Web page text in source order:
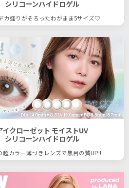
シリコーンハイドロゲル
カ盛りがそろったわがまま5サイズ♡
イクローゼット モイストUV
シリコーンハイドロゲル
カラー薄づきレンズで黒目の質UP!!